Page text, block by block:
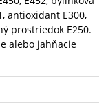
antioxidant E300,
prostriedok E250.
alebo jahňacie